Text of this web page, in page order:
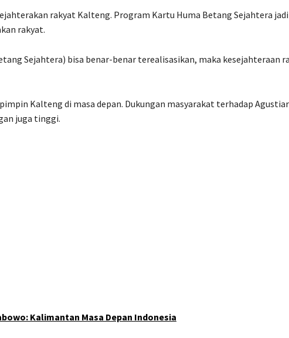
rakyat Kalteng. Program Kartu Huma Betang Sejahtera jadi
rakyat.
Sejahtera) bisa benar-benar terealisasikan, maka kesejahteraan
Kalteng di masa depan. Dukungan masyarakat terhadap Agustiar
juga tinggi.
Kalimantan Masa Depan Indonesia